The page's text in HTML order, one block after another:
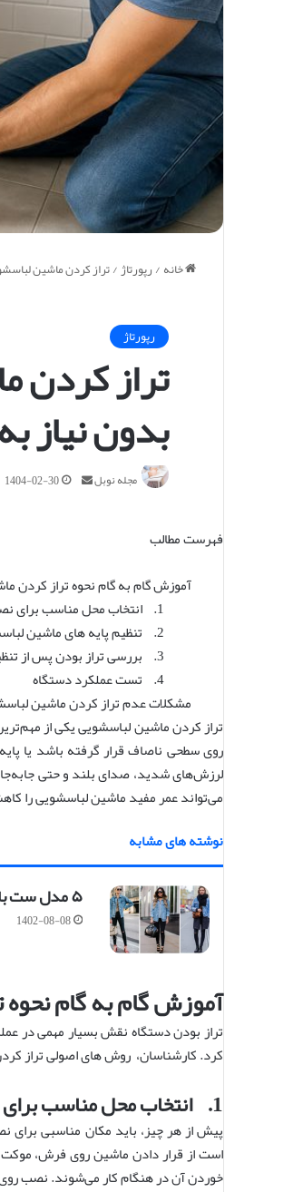
خانه/رپورتاژ/تراز کردن ماشین
رپورتاژ
تراز کردن
بدون نیاز
مجله نوبل
ی
م
ی
1404-02-30
فهرست مطالب
آموزش گام به گام نحوه تراز کردن
1. انتخاب محل مناسب برای نصب
2. تنظیم پایه های ماشین لباسشویی
3. بررسی تراز بودن پس از تنظیم پایه ها
4. تست عملکرد دستگاه
مشکلات عدم تراز کردن ماشین
تراز کردن ماشین لباسشویی یکی از
روی سطحی ناصاف قرار گرفته باشد یا
لرزش‌های شدید، صدای بلند و حتی
می‌تواند عمر مفید ماشین لباسشویی
نوشته های مشابه
۵ مدل ست با کت جین زنانه
1402-08-08
آموزش گام به گام
تراز بودن دستگاه نقش بسیار مهمی در
کرد. کارشناسان، روش‌ های اصولی تراز
1. انتخاب محل مناسب برای نصب
پیش از هر چیز، باید مکان مناسبی
است از قرار دادن ماشین روی فرش،
خوردن آن در هنگام کار می‌شوند. نصب